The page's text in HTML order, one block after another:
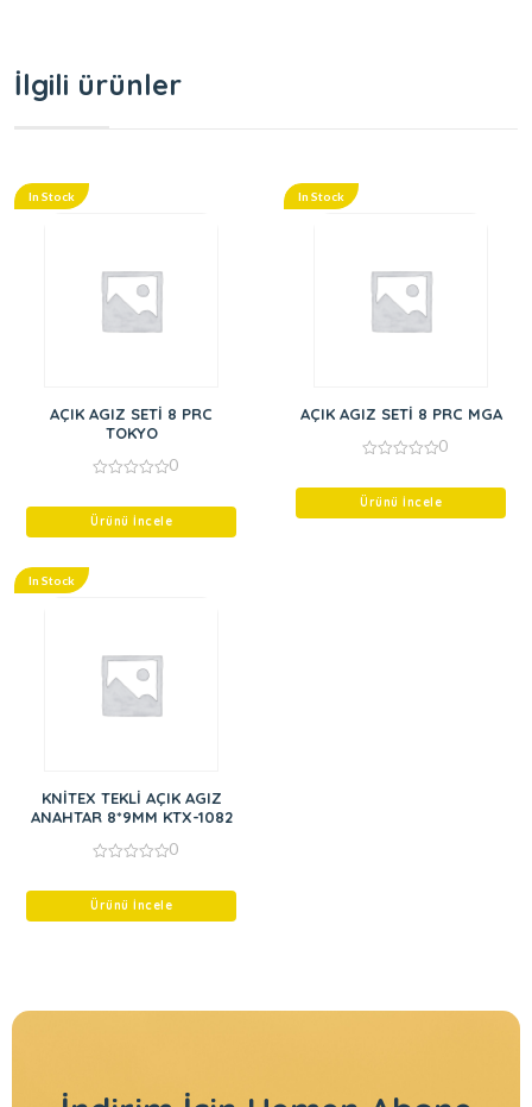
İlgili ürünler
In Stock
AÇIK AGIZ SETİ 8 PRC
TOKYO
of
0
Ürünü İncele
In Stock
AÇIK AGIZ SETİ 8 PRC MGA
of
0
Ürünü İncele
In Stock
KNİTEX TEKLİ AÇIK AGIZ
ANAHTAR 8*9MM KTX-1082
of
0
Ürünü İncele